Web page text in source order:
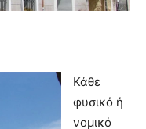
Κάθε
φυσικό ή
νομικό